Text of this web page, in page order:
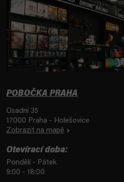
POBOČKA PRAHA
Osadní 35
17000 Praha - Holešovice
Zobrazit na mapě
Otevírací doba:
Pondělí - Pátek
9:00 - 18:00